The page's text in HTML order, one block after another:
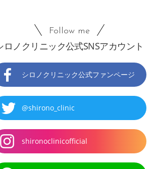
Follow me
ロノクリニック公式SNSアカウント
シロノクリニック公式ファンページ
@shirono_clinic
shironoclinicofficial